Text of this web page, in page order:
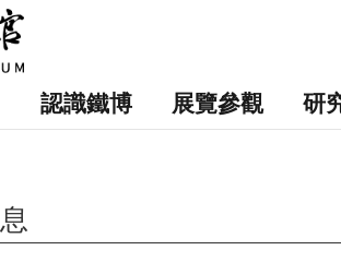
認識鐵博 展覽參觀 研